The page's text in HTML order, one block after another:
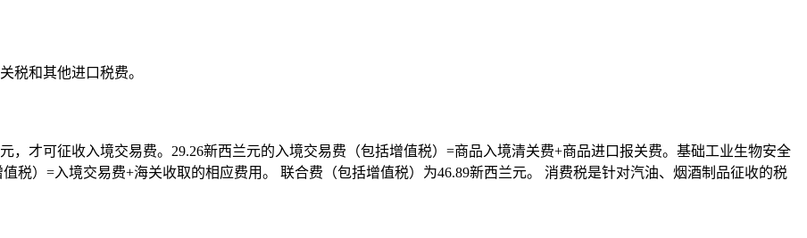
税和其他进口税费。
，才可征收入境交易费。29.26新西兰元的入境交易费（包括增值税）=商品入境清关费+商品进口报关费。基础工业生物安全
税）=入境交易费+海关收取的相应费用。 联合费（包括增值税）为46.89新西兰元。 消费税是针对汽油、烟酒制品征收的税